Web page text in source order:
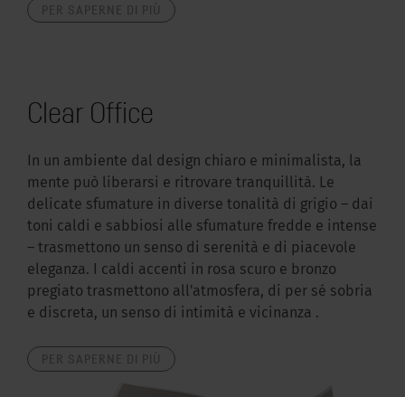
Clear Office
In un ambiente dal design chiaro e minimalista, la
mente può liberarsi e ritrovare tranquillità. Le
delicate sfumature in diverse tonalità di grigio – dai
toni caldi e sabbiosi alle sfumature fredde e intense
– trasmettono un senso di serenità e di piacevole
eleganza. I caldi accenti in rosa scuro e bronzo
pregiato trasmettono all'atmosfera, di per sé sobria
e discreta, un senso di intimità e vicinanza .